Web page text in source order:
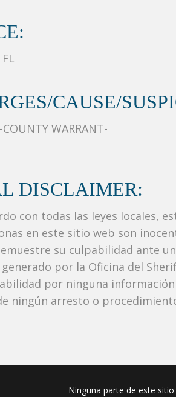
CAUSE/
WARRANT-
DISCLAIMER:
con todas las leyes locales,
en este sitio web son
su culpabilidad ante
por la Oficina del
por ninguna
ningún arresto o
Ninguna parte de este